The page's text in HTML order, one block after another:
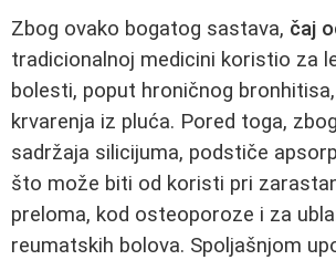
Zbog ovako bogatog sastava, čaj
tradicionalnoj medicini koristio za
bolesti, poput hroničnog
krvarenja iz pluća. Pored toga,
sadržaja silicijuma, podstiče
što može biti od koristi pri
preloma, kod osteoporoze i za
reumatskih bolova. Spoljašnjom